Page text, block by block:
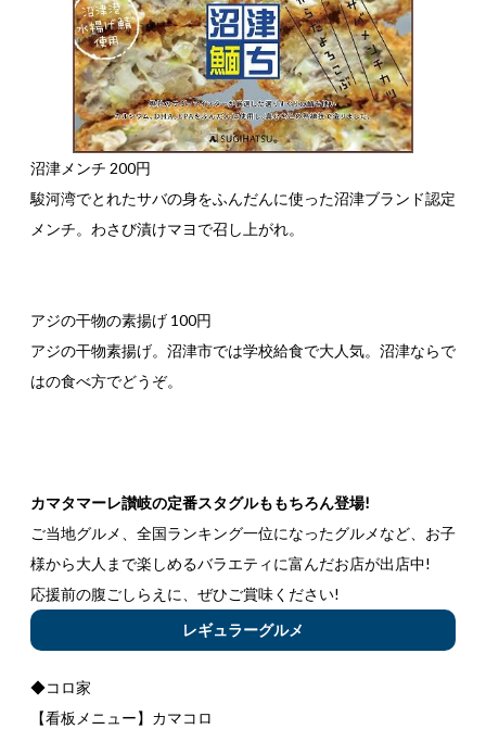
沼津メンチ 200円
駿河湾でとれたサバの身をふんだんに使った沼津ブランド認定
メンチ。わさび漬けマヨで召し上がれ。
アジの干物の素揚げ 100円
アジの干物素揚げ。沼津市では学校給食で大人気。沼津ならで
はの食べ方でどうぞ。
カマタマーレ讃岐の定番スタグルももちろん登場!
ご当地グルメ、全国ランキング一位になったグルメなど、お子
様から大人まで楽しめるバラエティに富んだお店が出店中!
応援前の腹ごしらえに、ぜひご賞味ください!
レギュラーグルメ
◆コロ家
【看板メニュー】カマコロ